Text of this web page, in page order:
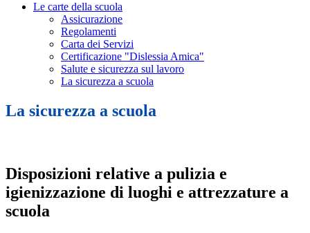
Le carte della scuola
Assicurazione
Regolamenti
Carta dei Servizi
Certificazione "Dislessia Amica"
Salute e sicurezza sul lavoro
La sicurezza a scuola
La sicurezza a scuola
Disposizioni relative a pulizia e
igienizzazione di luoghi e attrezzature a
scuola